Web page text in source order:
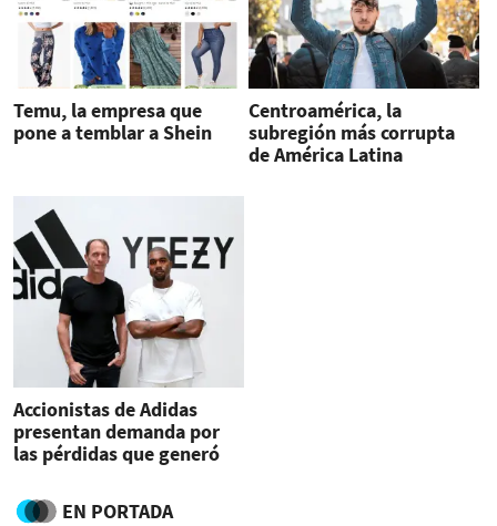
Temu, la empresa que
pone a temblar a Shein
Centroamérica, la
subregión más corrupta
de América Latina
Accionistas de Adidas
presentan demanda por
las pérdidas que generó
EN PORTADA